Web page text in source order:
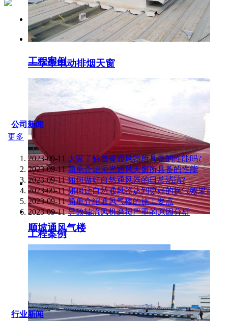
一字型电动排烟天窗
顺坡通风气楼
工程案例
工程案例
公司新闻
更多
2023-09-11 大家了解屋脊通风器所具备的性能吗?
2023-09-11 简单介绍采光通风天窗所具备的性能
2023-09-11 如何做好自然通风器的日常清洁?
2023-09-11 如何让自然通风器达到更好的换气效果?
2023-09-11 简单介绍通风气楼的施工要点
2023-09-11 导致轴流风机磨损严重的原因分析
行业新闻